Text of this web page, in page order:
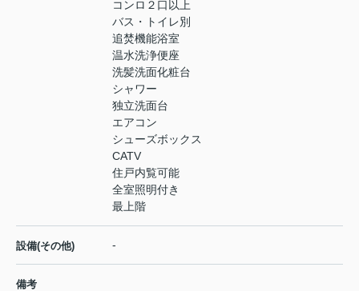
コンロ２口以上
バス・トイレ別
追焚機能浴室
温水洗浄便座
洗髪洗面化粧台
シャワー
独立洗面台
エアコン
シューズボックス
CATV
住戸内覧可能
全室照明付き
最上階
設備(その他) -
備考